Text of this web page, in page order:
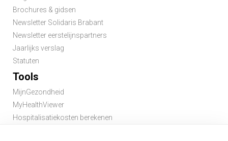
Brochures & gidsen
Newsletter Solidaris Brabant
Newsletter eerstelijnspartners
Jaarlijks verslag
Statuten
Tools
MijnGezondheid
MyHealthViewer
Hospitalisatiekosten berekenen